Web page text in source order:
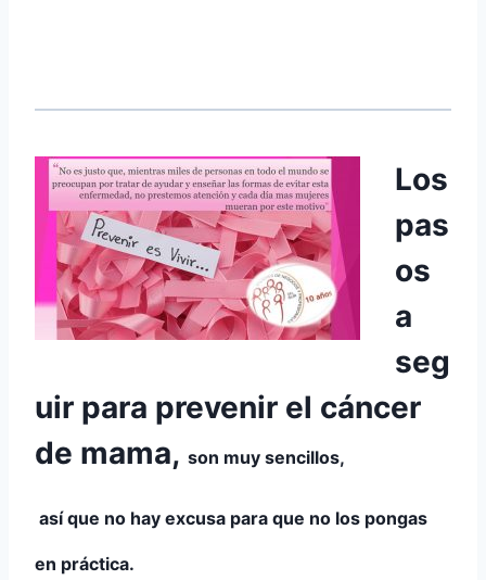
Los
pas
os
a
seg
uir para prevenir el cáncer
de mama, son muy sencillos,
así que no hay excusa para que no los pongas
en práctica.